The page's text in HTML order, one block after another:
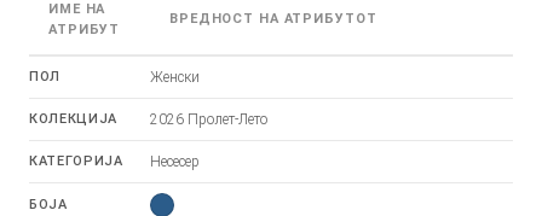
ИМЕ НА
АТРИБУТ
ВРЕДНОСТ НА АТРИБУТОТ
ПОЛ Женски
КОЛЕКЦИЈА 2026 Пролет-Лето
КАТЕГОРИЈА Несесер
БОЈА